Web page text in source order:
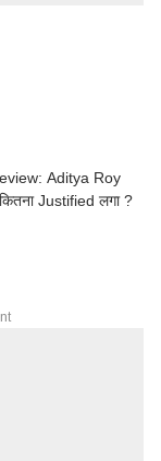
Aditya Roy
Justified लगा ?